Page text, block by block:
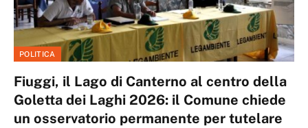
POLITICA
Fiuggi, il Lago di Canterno al centro della
Goletta dei Laghi 2026: il Comune chiede
un osservatorio permanente per tutelare